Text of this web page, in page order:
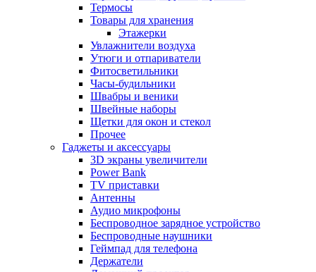
Термосы
Товары для хранения
Этажерки
Увлажнители воздуха
Утюги и отпариватели
Фитосветильники
Часы-будильники
Швабры и веники
Швейные наборы
Щетки для окон и стекол
Прочее
Гаджеты и аксессуары
3D экраны увеличители
Power Bank
TV приставки
Антенны
Аудио микрофоны
Беспроводное зарядное устройство
Беспроводные наушники
Геймпад для телефона
Держатели